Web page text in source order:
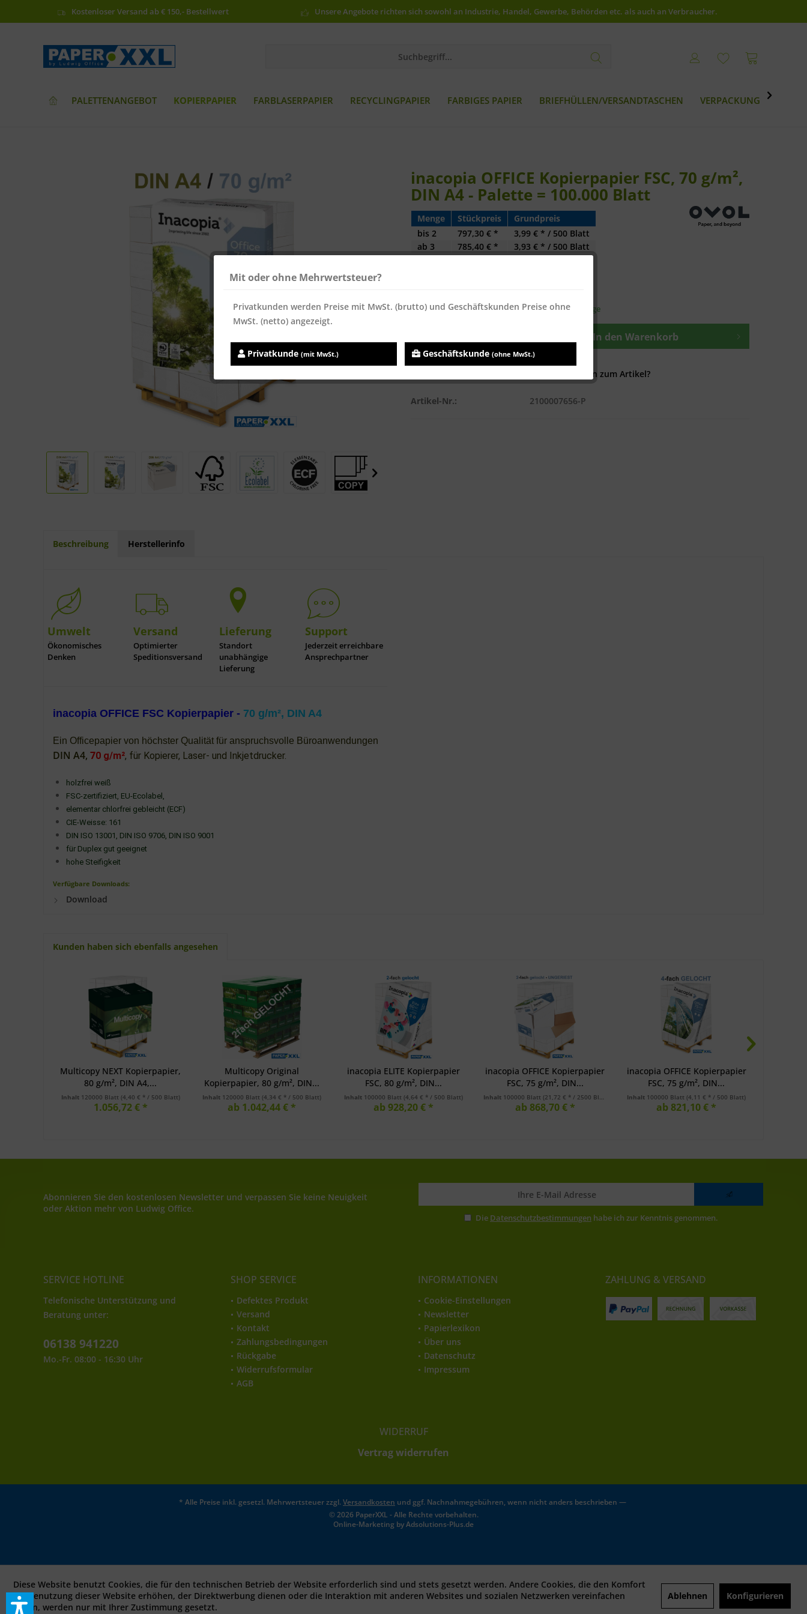
Kostenloser Versand ab € 150,- Bestellwert Unsere Angebote richten sich sowohl an Industrie, Handel, Gewerbe, Behörden etc. als auch an Verbraucher.
PALETTENANGEBOT KOPIERPAPIER FARBLASERPAPIER RECYCLINGPAPIER FARBIGES PAPIER BRIEFHÜLLEN/VERSANDTASCHEN VERPACKUNG 
inacopia OFFICE Kopierpapier FSC, 70 g/m²,
DIN A4 - Palette = 100.000 Blatt
Menge Stückpreis
Grundpreis
bis 2 797,30 € *
3,99 € * / 500 Blatt
ab 3 785,40 € * 3,93 € * / 500 Blatt
Sofort versandfertig, Lieferzeit ca. 1-3 Werktage
In den Warenkorb
Fragen zum Artikel?
Artikel-Nr.: 2100007656-P
Beschreibung Herstellerinfo
Umwelt
Ökonomisches
Denken
Versand
Optimierter
Speditionsversand
Lieferung
Standort
unabhängige
Lieferung
Support
Jederzeit erreichbare
Ansprechpartner
inacopia OFFICE FSC Kopierpapier - 70 g/m², DIN A4
Ein Officepapier von höchster Qualität für anspruchsvolle Büroanwendungen
DIN A4, 70 g/m², für Kopierer, Laser- und Inkjetdrucker.
holzfrei weiß
FSC-zertifiziert, EU-Ecolabel,
elementar chlorfrei gebleicht (ECF)
CIE-Weisse: 161
DIN ISO 13001, DIN ISO 9706, DIN ISO 9001
für Duplex gut geeignet
hohe Steifigkeit
Verfügbare Downloads:
Download
Kunden haben sich ebenfalls angesehen
Multicopy NEXT Kopierpapier,
80 g/m², DIN A4,...
Inhalt 120000 Blatt (4,40 € * / 500 Blatt)
1.056,72 € *
Multicopy Original
Kopierpapier, 80 g/m², DIN...
Inhalt 120000 Blatt (4,34 € * / 500 Blatt)
ab 1.042,44 € *
inacopia ELITE Kopierpapier
FSC, 80 g/m², DIN...
Inhalt 100000 Blatt (4,64 € * / 500 Blatt)
ab 928,20 € *
inacopia OFFICE Kopierpapier
FSC, 75 g/m², DIN...
Inhalt 100000 Blatt (21,72 € * / 2500 Blatt)
ab 868,70 € *
inacopia OFFICE Kopierpapier
FSC, 75 g/m², DIN...
Inhalt 100000 Blatt (4,11 € * / 500 Blatt)
ab 821,10 € *
Abonnieren Sie den kostenlosen Newsletter und verpassen Sie keine Neuigkeit
oder Aktion mehr von Ludwig Office.
Die Datenschutzbestimmungen habe ich zur Kenntnis genommen.
SERVICE HOTLINE
Telefonische Unterstützung und
Beratung unter:
06138 941220
Mo.-Fr. 08:00 - 16:30 Uhr
SHOP SERVICE
Defektes Produkt
Versand
Kontakt
Zahlungsbedingungen
Rückgabe
Widerrufsformular
AGB
INFORMATIONEN
Cookie-Einstellungen
Newsletter
Papierlexikon
Über uns
Datenschutz
Impressum
ZAHLUNG & VERSAND
WIDERRUF
Vertrag widerrufen
* Alle Preise inkl. gesetzl. Mehrwertsteuer zzgl.Versandkosten und ggf. Nachnahmegebühren, wenn nicht anders beschrieben —
© 2026 PaperXXL - Alle Rechte vorbehalten.
Online-Marketing byAdsolutions-Plus.de
Diese Website benutzt Cookies, die für den technischen Betrieb der Website erforderlich sind und stets gesetzt werden. Andere Cookies, die den Komfort
bei Benutzung dieser Website erhöhen, der Direktwerbung dienen oder die Interaktion mit anderen Websites und sozialen Netzwerken vereinfachen
sollen, werden nur mit Ihrer Zustimmung gesetzt.
Ablehnen Konfigurieren
Mit oder ohne Mehrwertsteuer?
Privatkunden werden Preise mit MwSt. (brutto) und Geschäftskunden Preise ohne
MwSt. (netto) angezeigt.
Privatkunde (mit MwSt.) Geschäftskunde (ohne MwSt.)